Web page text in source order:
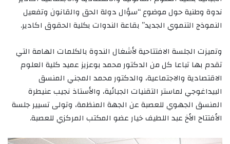
ندوة وطنية حول موضوع “سؤال دولة الحق والقانون وتفعيل
النموذج التنموي الجديد” بقاعة الندوات بكلية الحقوق اكادير.
وتميزت الجلسة الافتتاحية لأشغال الندوة بالكلمات الهامة التي
تقدم بها تباعا كل من الدكتور محمد بوعزيز عميد كلية العلوم
الاقتصادية والاجتماعية، والدكتور محمد المجني المنسق
البيداغوجي لماستر التقنيات الجبائية، والأستاذ نجيب عنيطرة
المنسق الجهوي للعصبة عن الجهة المنظمة، وتولى تسيير جلسة
الأفتتاح الأخ عبد اللطيف خيار عضو المكتب المركزي للعصبة.